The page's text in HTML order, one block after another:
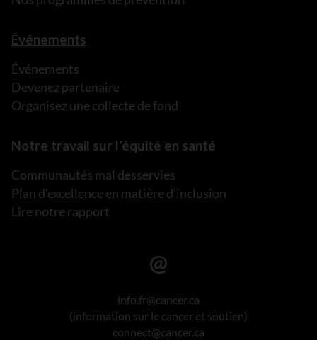
Événements
Événements
Devenez partenaire
Organisez une collecte de fond
Notre travail sur l’équité en santé
Communautés mal desservies
Plan d’excellence en matière d’inclusion
Lire notre rapport
info.fr@cancer.ca
(information sur le cancer et soutien)
connect@cancer.ca